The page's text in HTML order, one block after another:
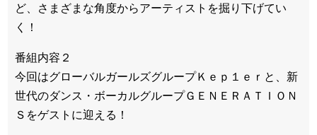
ど、さまざまな角度からアーティストを掘り下げてい
く！
番組内容２
今回はグローバルガールズグループＫｅｐ１ｅｒと、新
世代のダンス・ボーカルグループＧＥＮＥＲＡＴＩＯＮ
Ｓをゲストに迎える！